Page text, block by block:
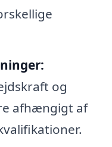
og
afhængigt af